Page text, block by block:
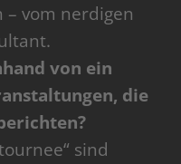
– vom nerdigen
von ein
die
sind